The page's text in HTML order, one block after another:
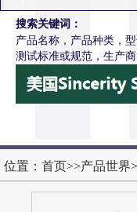
搜索关键词：
产品名称，产品种类，型
测试标准或规范，生产
电动轮椅车接插件疲劳测
位置： 首页>>产品世界